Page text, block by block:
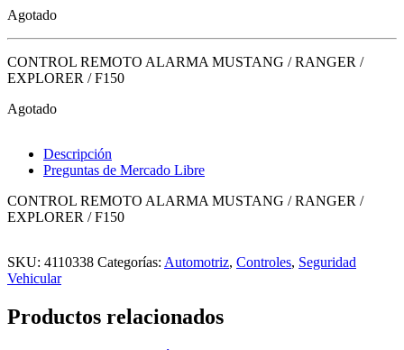
Agotado
CONTROL REMOTO ALARMA MUSTANG / RANGER /
EXPLORER / F150
Agotado
Descripción
Preguntas de Mercado Libre
CONTROL REMOTO ALARMA MUSTANG / RANGER /
EXPLORER / F150
SKU: 4110338 Categorías: Automotriz, Controles, Seguridad
Vehicular
Productos relacionados